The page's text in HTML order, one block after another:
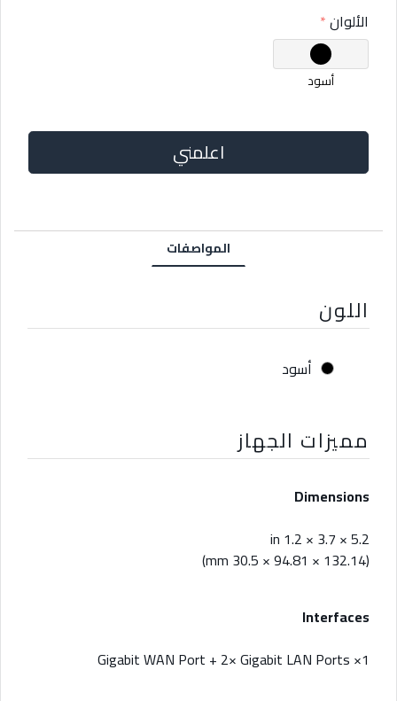
الألوان
أسود
اعلمني
المواصفات
اللون
أسود
مميزات الجهاز
Dimensions
5.2 × 3.7 × 1.2 in
(132.14 × 94.81 × 30.5 mm)
Interfaces
1× Gigabit WAN Port + 2× Gigabit LAN Ports